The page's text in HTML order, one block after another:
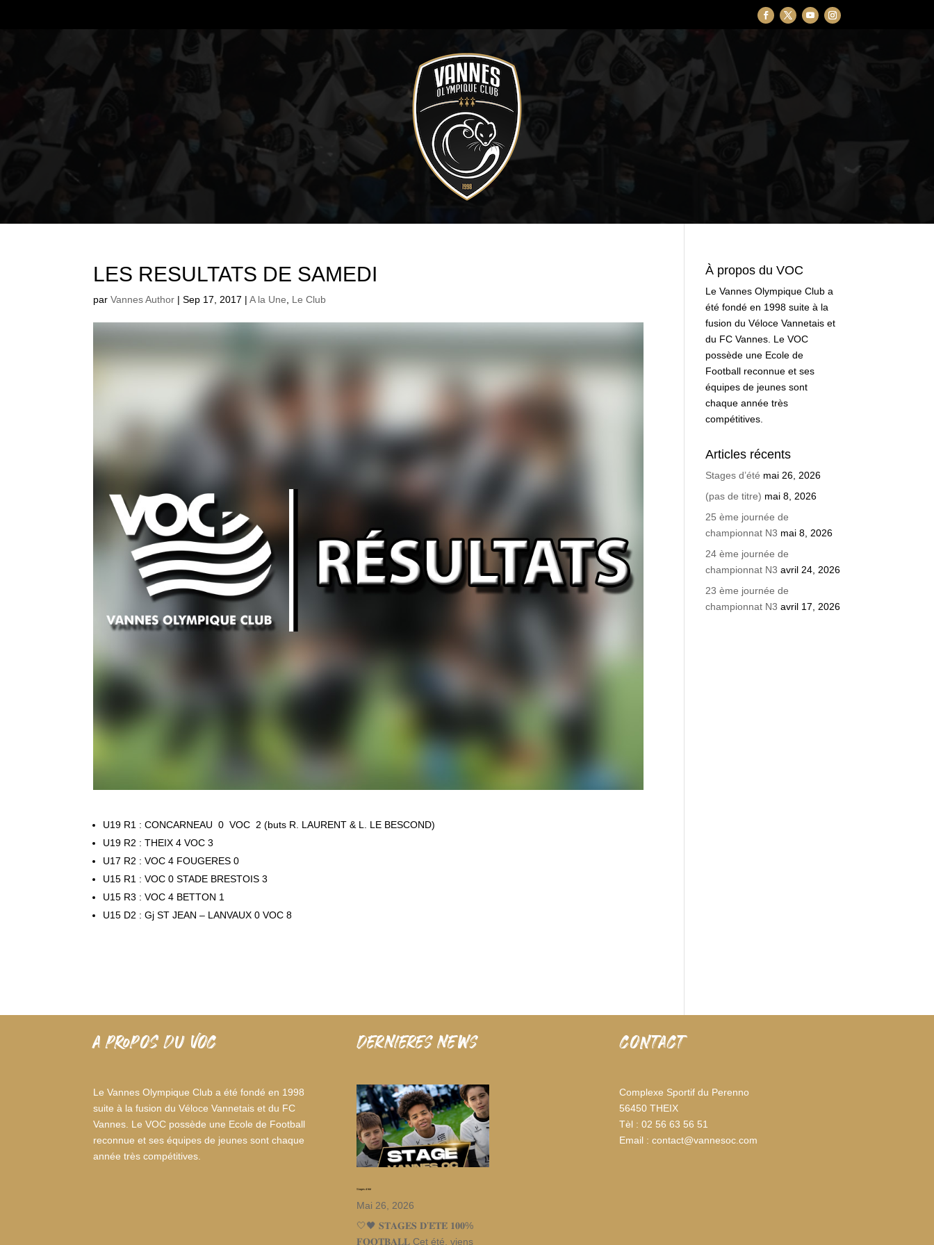
LES RESULTATS DE SAMEDI
parVannes Author |Sep 17, 2017 |A la Une, Le Club
U19 R1 : CONCARNEAU 0 VOC 2 (buts R. LAURENT & L. LE BESCOND)
U19 R2 : THEIX 4 VOC 3
U17 R2 : VOC 4 FOUGERES 0
U15 R1 : VOC 0 STADE BRESTOIS 3
U15 R3 : VOC 4 BETTON 1
U15 D2 : Gj ST JEAN – LANVAUX 0 VOC 8
À propos du VOC
Le Vannes Olympique Club a
été fondé en 1998 suite à la
fusion du Véloce Vannetais et
du FC Vannes. Le VOC
possède une Ecole de
Football reconnue et ses
équipes de jeunes sont
chaque année très
compétitives.
Articles récents
Stages d’été mai 26, 2026
(pas de titre) mai 8, 2026
25 ème journée de
championnat N3 mai 8, 2026
24 ème journée de
championnat N3 avril 24, 2026
23 ème journée de
championnat N3 avril 17, 2026
A PROPOS DU VOC
Le Vannes Olympique Club a été fondé en 1998
suite à la fusion du Véloce Vannetais et du FC
Vannes. Le VOC possède une Ecole de Football
reconnue et ses équipes de jeunes sont chaque
année très compétitives.
dernieres news
Stages d’été
Mai 26, 2026
🤍🖤 𝐒𝐓𝐀𝐆𝐄𝐒 𝐃’𝐄́𝐓𝐄́ 𝟏𝟎𝟎%
𝐅𝐎𝐎𝐓𝐁𝐀𝐋𝐋 Cet été, viens
CONTACT
Complexe Sportif du Perenno
56450 THEIX
Tèl : 02 56 63 56 51
Email : contact@vannesoc.com